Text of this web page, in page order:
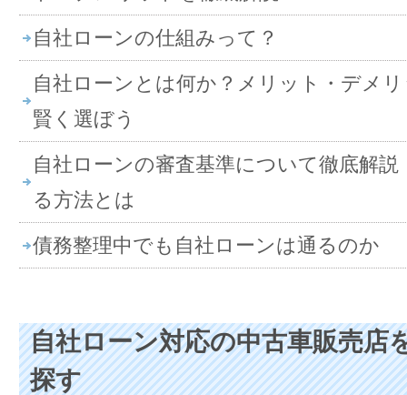
自社ローンの仕組みって？
自社ローンとは何か？メリット・デメ
賢く選ぼう
自社ローンの審査基準について徹底解
る方法とは
債務整理中でも自社ローンは通るのか
自社ローン対応の中古車販売店
探す